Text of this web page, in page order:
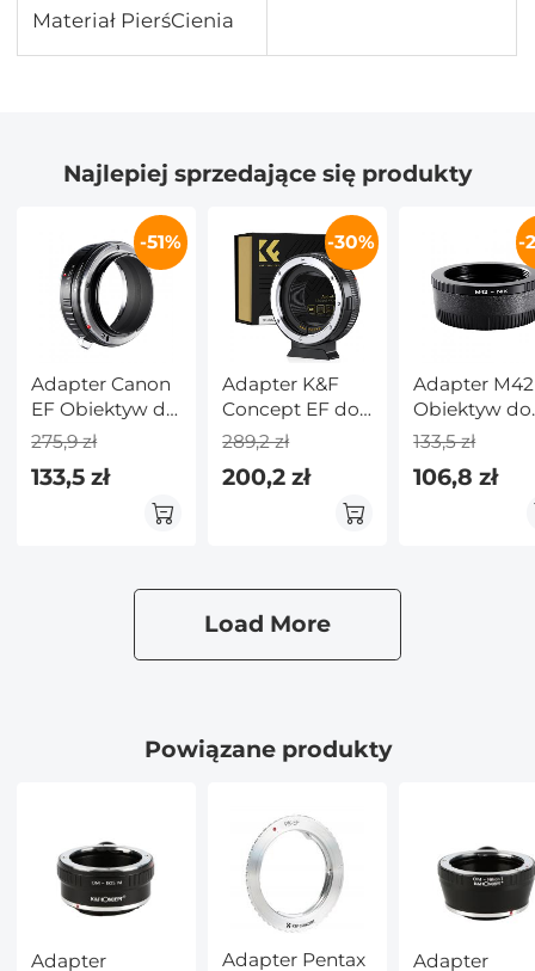
Materiał PierśCienia
Najlepiej sprzedające się produkty
-51%
Adapter Canon
EF Obiektyw do
Canon EOS R
Aparat
275,9 zł
133,5 zł
-30%
Adapter K&F
Concept EF do
EOS R, adapter
mocowania
obiektywu z
automatycznym
obiektywów
Canon EF EF-S i
aparatów
Canon EOS
289,2 zł
200,2 zł
-
Adapter M42
Obiektyw do
Nikon F
133,5 zł
106,8 zł
Load More
Powiązane produkty
Adapter
Adapter Pentax
Adapter